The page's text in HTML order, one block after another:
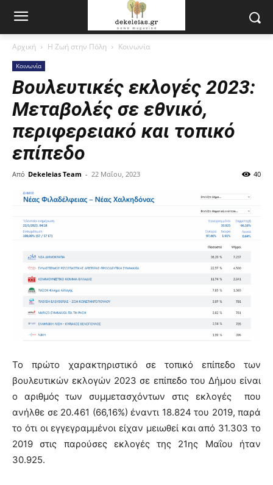
Αρχική Η Ζωή στην Πόλη Κοινωνία
Κοινωνία
Βουλευτικές εκλογές 2023:
Μεταβολές σε εθνικό,
περιφερειακό και τοπικό
επίπεδο
Από Dekeleias Team - 22 Μαΐου, 2023 40
Το πρώτο χαρακτηριστικό σε τοπικό επίπεδο των
βουλευτικών εκλογών 2023 σε επίπεδο του Δήμου είναι
ο αριθμός των συμμετασχόντων στις εκλογές που
ανήλθε σε 20.461 (66,16%) έναντι 18.824 του 2019, παρά
το ότι οι εγγεγραμμένοι είχαν μειωθεί και από 31.303 το
2019 στις παρούσες εκλογές της 21ης Μαΐου ήταν
30.925.